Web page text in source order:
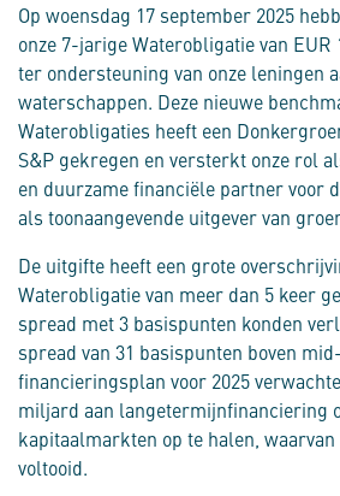
Op woensdag 17 september 2025
onze 7-jarige Waterobligatie van
ter ondersteuning van onze leningen
waterschappen. Deze nieuwe
Waterobligaties heeft een
S&P gekregen en versterkt onze rol
en duurzame financiële partner voor
als toonaangevende uitgever van
De uitgifte heeft een grote
Waterobligatie van meer dan 5 keer
spread met 3 basispunten konden
spread van 31 basispunten boven
financieringsplan voor 2025
miljard aan langetermijnfinanciering
kapitaalmarkten op te halen,
voltooid.